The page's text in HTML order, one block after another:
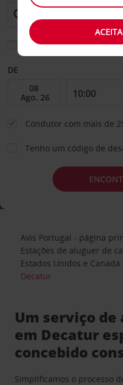
Escolher uma estação
DE
Condutor com mais de
Tenho um código de
Avis Portugal - página
Estações de aluguer de
Estados Unidos e Canadá
Decatur
Um serviço
em Decatur
concebido
Simplificamos o processo